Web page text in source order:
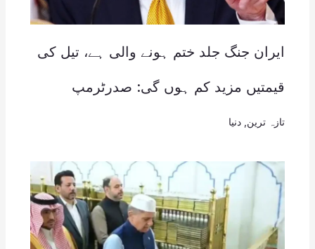
ایران جنگ جلد ختم ہونے والی ہے، تیل کی
قیمتیں مزید کم ہوں گی: صدرٹرمپ
تازہ ترین دنیا